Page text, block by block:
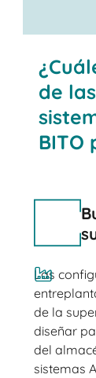
de
BITO
Las
de la
diseñar
del
sistemas